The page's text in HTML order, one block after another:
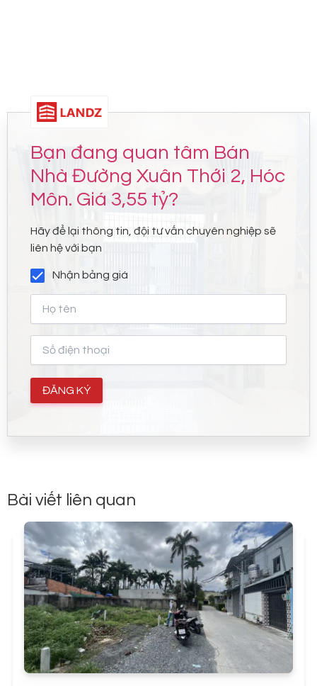
Bạn đang quan tâm Bán
Nhà Đường Xuân Thới 2, Hóc
Môn. Giá 3,55 tỷ?
Hãy để lại thông tin, đội tư vấn chuyên nghiệp sẽ
liên hệ với bạn
Nhận bảng giá
Bài viết liên quan